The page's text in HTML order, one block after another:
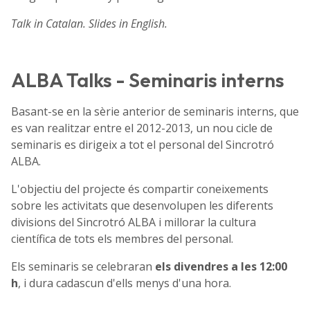
Talk in Catalan. Slides in English.
ALBA Talks - Seminaris interns
Basant-se en la sèrie anterior de seminaris interns, que
es van realitzar entre el 2012-2013, un nou cicle de
seminaris es dirigeix a tot el personal del Sincrotró
ALBA.
L'objectiu del projecte és compartir coneixements
sobre les activitats que desenvolupen les diferents
divisions del Sincrotró ALBA i millorar la cultura
científica de tots els membres del personal.
Els seminaris se celebraran els divendres a les 12:00
h, i dura cadascun d'ells menys d'una hora.